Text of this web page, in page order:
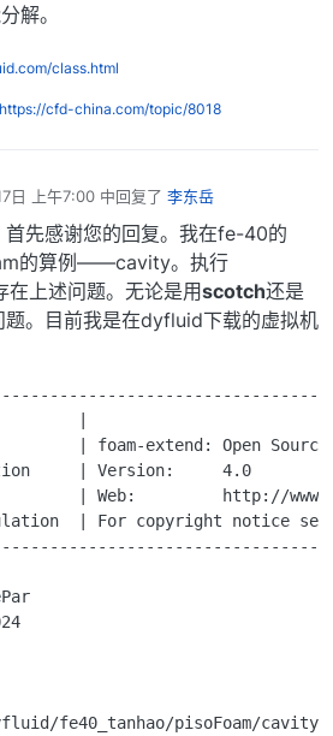
解。
class.html
https://cfd-china.com/topic/8018
日 上午7:00 中回复了 李东岳
首先感谢您的回复。我在fe-40的
的算例——cavity。执行
在上述问题。无论是用scotch还是
题。目前我是在dyfluid下载的虚拟机
|
| foam-extend: Open
| Version:     4.0
| Web:         http://
| For copyright notice
fe40_tanhao/pisoFoam/